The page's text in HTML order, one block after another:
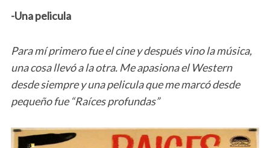
-Una pelicula
Para mí primero fue el cine y después vino la música,
una cosa llevó a la otra. Me apasiona el Western
desde siempre y una pelicula que me marcó desde
pequeño fue “Raíces profundas”